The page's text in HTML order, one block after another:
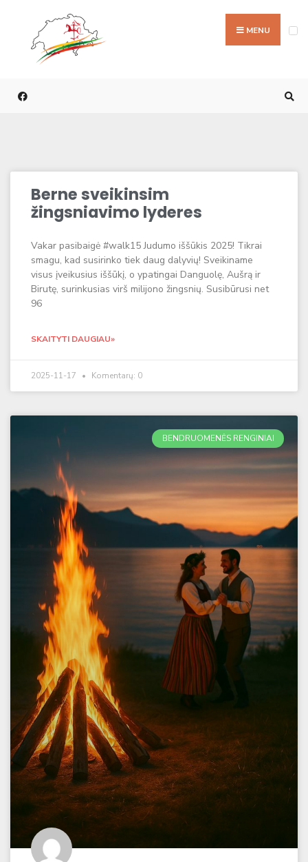
MENU
Berne sveikinsim
žingsniavimo lyderes
Vakar pasibaigė #walk15 Judumo iššūkis 2025! Tikrai
smagu, kad susirinko tiek daug dalyvių! Sveikiname
visus įveikusius iššūkį, o ypatingai Danguolę, Aušrą ir
Birutę, surinkusias virš milijono žingsnių. Susibūrusi net
96
SKAITYTI DAUGIAU»
2025-11-17 Komentarų: 0
BENDRUOMENĖS RENGINIAI